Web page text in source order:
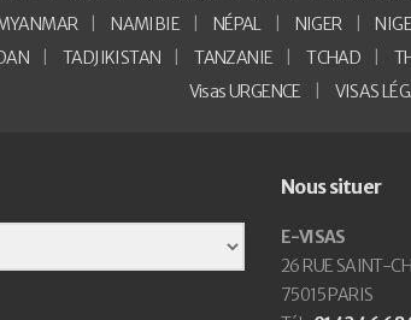
NAMIBIE NÉPAL NIGER
TADJIKISTAN TANZANIE TCHAD
Visas URGENCE
VISAS
Nous situer
E-VISAS
26 RUE SAINT-
75015 PARIS